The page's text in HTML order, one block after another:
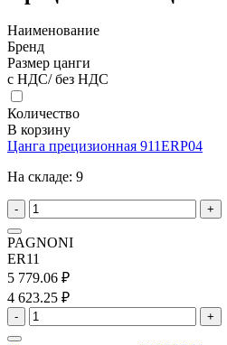
Наименование
Бренд
Размер цанги
с НДС/ без НДС
Количество
В корзину
Цанга прецизионная 911ERP04
На складе: 9
- +
PAGNONI
ER11
5 779.06 ₽
4 623.25 ₽
- +